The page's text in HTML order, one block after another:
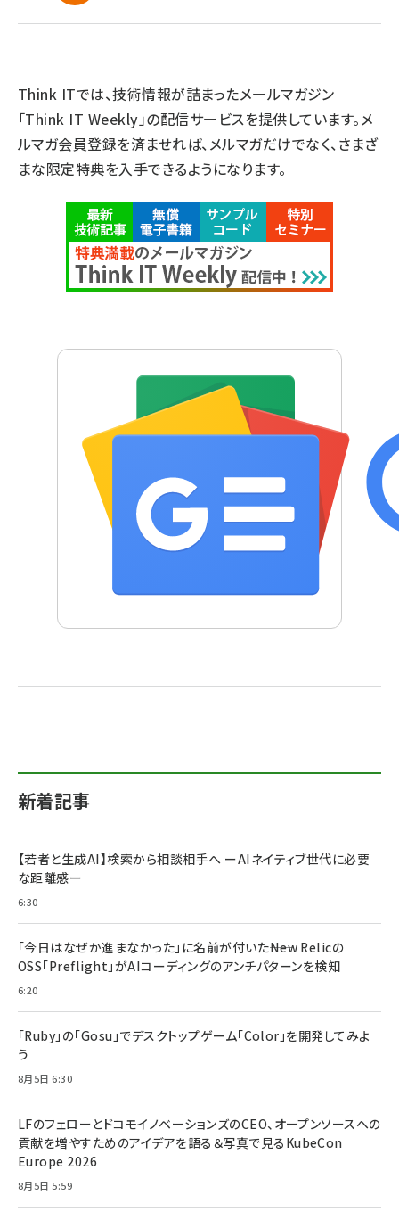
Think ITでは、技術情報が詰まったメールマガジン
「Think IT Weekly」の配信サービスを提供しています。メ
ルマガ会員登録を済ませれば、メルマガだけでなく、さまざ
まな限定特典を入手できるようになります。
新着記事
【若者と生成AI】検索から相談相手へ ーAIネイティブ世代に必要
な距離感ー
6:30
「今日はなぜか進まなかった」に名前が付いた――New Relicの
OSS「Preflight」がAIコーディングのアンチパターンを検知
6:20
「Ruby」の「Gosu」でデスクトップゲーム「Color」を開発してみよ
う
8月5日 6:30
LFのフェローとドコモイノベーションズのCEO、オープンソースへの
貢献を増やすためのアイデアを語る＆写真で見るKubeCon
Europe 2026
8月5日 5:59